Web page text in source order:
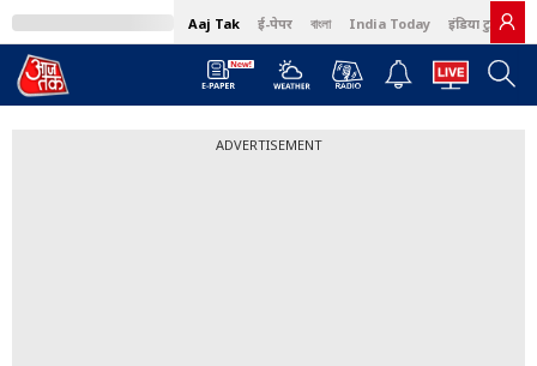
Aaj Tak ई-पेपर বাংলা India Today इंडिया टुडे हिंदी
ADVERTISEMENT